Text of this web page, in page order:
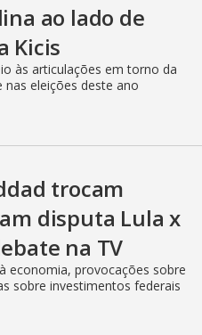
ao lado de
Kicis
às articulações em torno da
nas eleições deste ano
trocam
disputa Lula x
na TV
economia, provocações sobre
sobre investimentos federais